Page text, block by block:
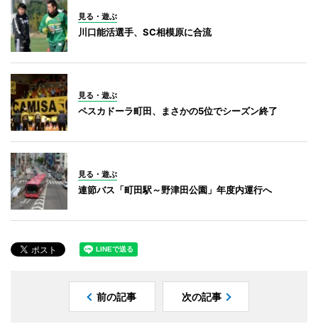
見る・遊ぶ
川口能活選手、SC相模原に合流
見る・遊ぶ
ペスカドーラ町田、まさかの5位でシーズン終了
見る・遊ぶ
連節バス「町田駅～野津田公園」年度内運行へ
前の記事 次の記事